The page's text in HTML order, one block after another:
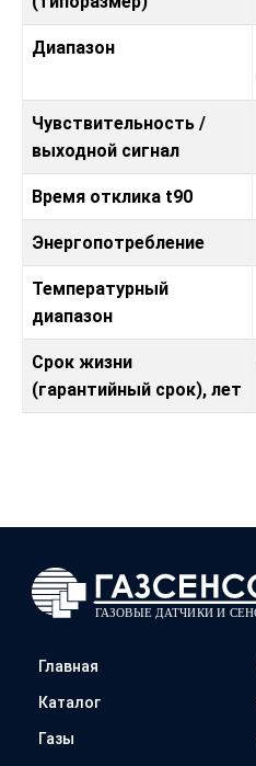
Диапазон
Чувствительность /
выходной сигнал
Время отклика t90
Энергопотребление
Температурный
диапазон
Срок жизни
(гарантийный срок), лет
Главная
Каталог
Газы